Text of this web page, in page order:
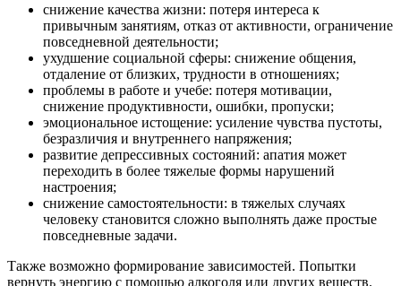
снижение качества жизни: потеря интереса к
привычным занятиям, отказ от активности, ограничение
повседневной деятельности;
ухудшение социальной сферы: снижение общения,
отдаление от близких, трудности в отношениях;
проблемы в работе и учебе: потеря мотивации,
снижение продуктивности, ошибки, пропуски;
эмоциональное истощение: усиление чувства пустоты,
безразличия и внутреннего напряжения;
развитие депрессивных состояний: апатия может
переходить в более тяжелые формы нарушений
настроения;
снижение самостоятельности: в тяжелых случаях
человеку становится сложно выполнять даже простые
повседневные задачи.
Также возможно формирование зависимостей. Попытки
вернуть энергию с помощью алкоголя или других веществ.